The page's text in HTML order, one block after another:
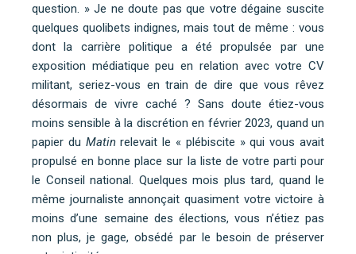
question. » Je ne doute pas que votre dégaine suscite
quelques quolibets indignes, mais tout de même : vous
dont la carrière politique a été propulsée par une
exposition médiatique peu en relation avec votre CV
militant, seriez-vous en train de dire que vous rêvez
désormais de vivre caché ? Sans doute étiez-vous
moins sensible à la discrétion en février 2023, quand un
papier du Matinrelevait le « plébiscite » qui vous avait
propulsé en bonne place sur la liste de votre parti pour
le Conseil national. Quelques mois plus tard, quand le
même journaliste annonçait quasiment votre victoire à
moins d’une semaine des élections, vous n’étiez pas
non plus, je gage, obsédé par le besoin de préserver